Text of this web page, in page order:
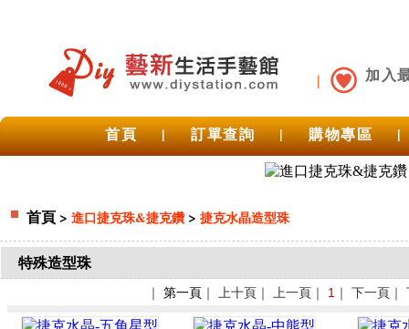
加入
首頁 | 訂單查詢 | 購物專區 |
首頁 > 進口捷克珠&捷克鑽> 捷克水晶造型珠
特殊造型珠
｜ 第一頁 ｜ 上十頁｜ 上一頁｜ 1 ｜ 下一頁